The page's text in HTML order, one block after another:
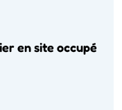
en site occupé